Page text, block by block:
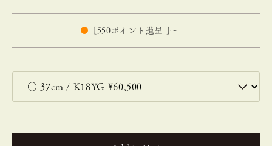
550 ポイント進呈 ] 〜